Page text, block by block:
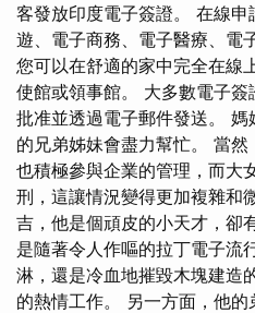
客發放印度電子簽證。 在線
遊、電子商務、電子醫療、電
您可以在舒適的家中完全在線
使館或領事館。 大多數電子
批准並透過電子郵件發送。
的兄弟姊妹會盡力幫忙。 當
也積極參與企業的管理，而大
刑，這讓情況變得更加複雜和
吉，他是個頑皮的小天才，卻
是隨著令人作嘔的拉丁電子流
淋，還是冷血地摧毀木塊建造
的熱情工作。 另一方面，他